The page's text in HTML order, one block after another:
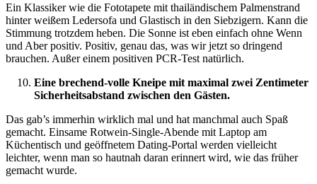
Ein Klassiker wie die Fototapete mit thailändischem Palmenstrand
hinter weißem Ledersofa und Glastisch in den Siebzigern. Kann die
Stimmung trotzdem heben. Die Sonne ist eben einfach ohne Wenn
und Aber positiv. Positiv, genau das, was wir jetzt so dringend
brauchen. Außer einem positiven PCR-Test natürlich.
Eine brechend-volle Kneipe mit maximal zwei Zentimeter
Sicherheitsabstand zwischen den Gästen.
Das gab’s immerhin wirklich mal und hat manchmal auch Spaß
gemacht. Einsame Rotwein-Single-Abende mit Laptop am
Küchentisch und geöffnetem Dating-Portal werden vielleicht
leichter, wenn man so hautnah daran erinnert wird, wie das früher
gemacht wurde.